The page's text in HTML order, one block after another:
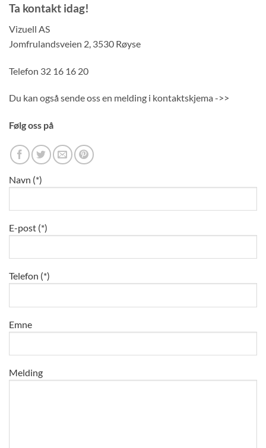
Ta kontakt idag!
Vizuell AS
Jomfrulandsveien 2, 3530 Røyse
Telefon 32 16 16 20
Du kan også sende oss en melding i kontaktskjema ->>
Følg oss på
Navn (*)
E-post (*)
Telefon (*)
Emne
Melding